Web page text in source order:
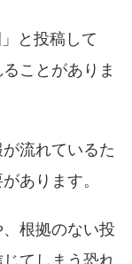
と投稿して
ことがありま
流れているた
あります。
根拠のない投
てしまう恐れ